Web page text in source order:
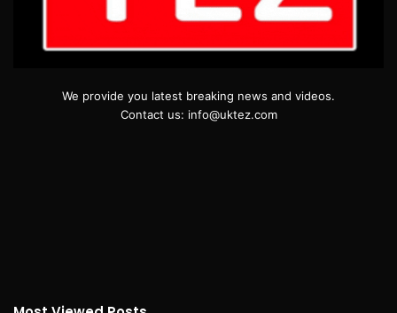
We provide you latest breaking news and videos.
Contact us: info@uktez.com